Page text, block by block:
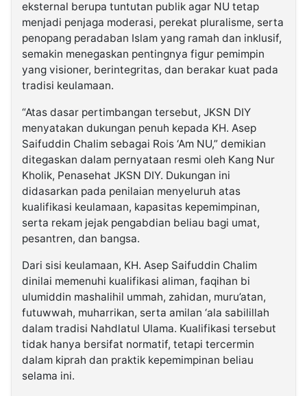
eksternal berupa tuntutan publik agar NU tetap
menjadi penjaga moderasi, perekat pluralisme, serta
penopang peradaban Islam yang ramah dan inklusif,
semakin menegaskan pentingnya figur pemimpin
yang visioner, berintegritas, dan berakar kuat pada
tradisi keulamaan.
“Atas dasar pertimbangan tersebut, JKSN DIY
menyatakan dukungan penuh kepada KH. Asep
Saifuddin Chalim sebagai Rois ‘Am NU,” demikian
ditegaskan dalam pernyataan resmi oleh Kang Nur
Kholik, Penasehat JKSN DIY. Dukungan ini
didasarkan pada penilaian menyeluruh atas
kualifikasi keulamaan, kapasitas kepemimpinan,
serta rekam jejak pengabdian beliau bagi umat,
pesantren, dan bangsa.
Dari sisi keulamaan, KH. Asep Saifuddin Chalim
dinilai memenuhi kualifikasi aliman, faqihan bi
ulumiddin mashalihil ummah, zahidan, muru’atan,
futuwwah, muharrikan, serta amilan ‘ala sabilillah
dalam tradisi Nahdlatul Ulama. Kualifikasi tersebut
tidak hanya bersifat normatif, tetapi tercermin
dalam kiprah dan praktik kepemimpinan beliau
selama ini.